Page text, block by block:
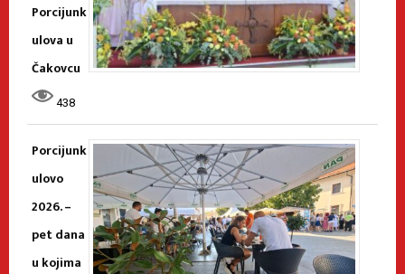
Porcijunk
ulova u
Čakovcu
438
Porcijunk
ulovo
2026. –
pet dana
u kojima